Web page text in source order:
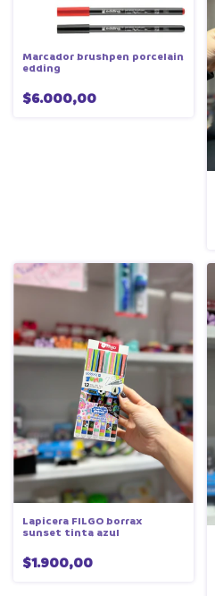
Marcador brushpen porcelain
edding
$6.000,00
Lapicera FILGO borrax
sunset tinta azul
$1.900,00